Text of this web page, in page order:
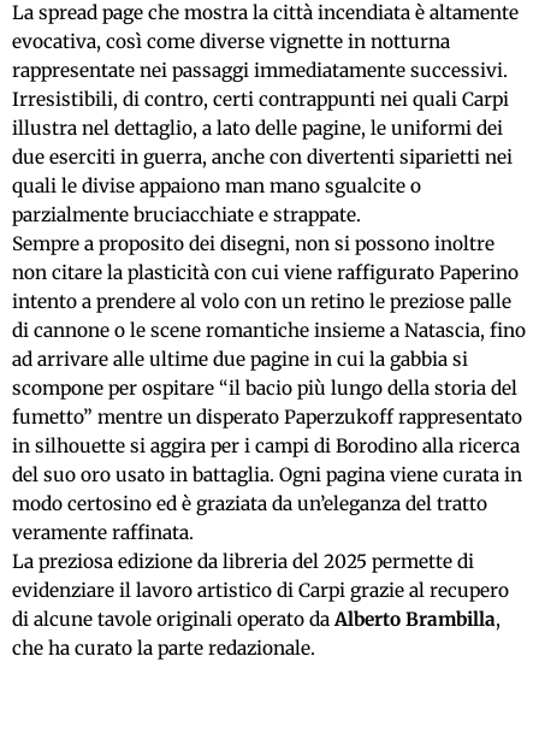
La spread page che mostra la città incendiata è altamente
evocativa, così come diverse vignette in notturna
rappresentate nei passaggi immediatamente successivi.
Irresistibili, di contro, certi contrappunti nei quali Carpi
illustra nel dettaglio, a lato delle pagine, le uniformi dei
due eserciti in guerra, anche con divertenti siparietti nei
quali le divise appaiono man mano sgualcite o
parzialmente bruciacchiate e strappate.
Sempre a proposito dei disegni, non si possono inoltre
non citare la plasticità con cui viene raffigurato Paperino
intento a prendere al volo con un retino le preziose palle
di cannone o le scene romantiche insieme a Natascia, fino
ad arrivare alle ultime due pagine in cui la gabbia si
scompone per ospitare “il bacio più lungo della storia del
fumetto” mentre un disperato Paperzukoff rappresentato
in silhouette si aggira per i campi di Borodino alla ricerca
del suo oro usato in battaglia. Ogni pagina viene curata in
modo certosino ed è graziata da un’eleganza del tratto
veramente raffinata.
La preziosa edizione da libreria del 2025 permette di
evidenziare il lavoro artistico di Carpi grazie al recupero
di alcune tavole originali operato daAlberto Brambilla,
che ha curato la parte redazionale.